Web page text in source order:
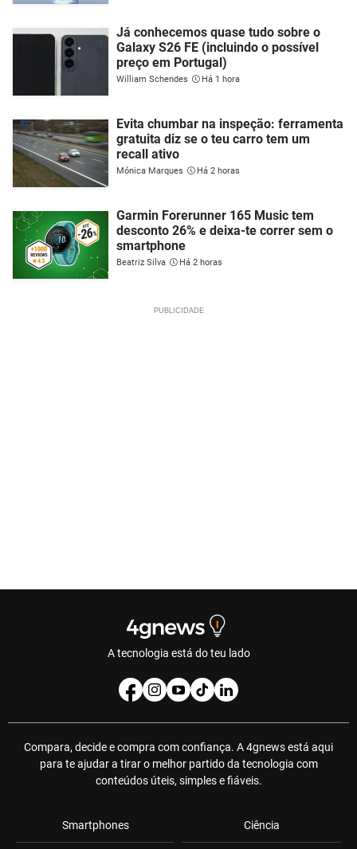
Já conhecemos quase tudo sobre o
Galaxy S26 FE (incluindo o possível
preço em Portugal)
William Schendes Há 1 hora
Evita chumbar na inspeção: ferramenta
gratuita diz se o teu carro tem um
recall ativo
Mónica Marques Há 2 horas
Garmin Forerunner 165 Music tem
desconto 26% e deixa-te correr sem o
smartphone
Beatriz Silva Há 2 horas
A tecnologia está do teu lado
Compara, decide e compra com confiança. A 4gnews está aqui
para te ajudar a tirar o melhor partido da tecnologia com
conteúdos úteis, simples e fiáveis.
Smartphones Ciência